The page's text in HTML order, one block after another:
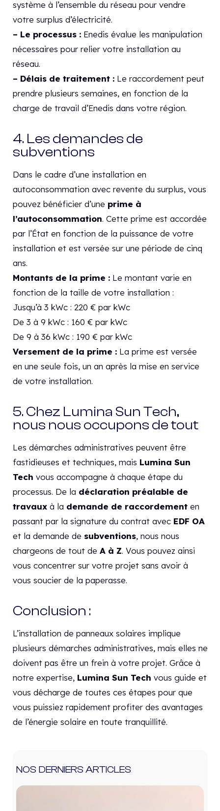
système à l’ensemble du réseau pour vendre
votre surplus d’électricité.
– Le processus :Enedis évalue les manipulation
nécessaires pour relier votre installation au
réseau.
– Délais de traitement :Le raccordement peut
prendre plusieurs semaines, en fonction de la
charge de travail d’Enedis dans votre région.
4. Les demandes de
subventions
Dans le cadre d’une installation en
autoconsommation avec revente du surplus, vous
pouvez bénéficier d’une prime à
l’autoconsommation. Cette prime est accordée
par l’État en fonction de la puissance de votre
installation et est versée sur une période de cinq
ans.
Montants de la prime :Le montant varie en
fonction de la taille de votre installation :
Jusqu’à 3 kWc : 220 € par kWc
De 3 à 9 kWc : 160 € par kWc
De 9 à 36 kWc : 190 € par kWc
Versement de la prime :La prime est versée
en une seule fois, un an après la mise en service
de votre installation.
5. Chez Lumina Sun Tech,
nous nous occupons de tout
Les démarches administratives peuvent être
fastidieuses et techniques, mais Lumina Sun
Tech vous accompagne à chaque étape du
processus. De la déclaration préalable de
travauxà la demande de raccordementen
passant par la signature du contrat avec EDF OA
et la demande de subventions, nous nous
chargeons de tout de A à Z. Vous pouvez ainsi
vous concentrer sur votre projet sans avoir à
vous soucier de la paperasse.
Conclusion :
L’installation de panneaux solaires implique
plusieurs démarches administratives, mais elles ne
doivent pas être un frein à votre projet. Grâce à
notre expertise, Lumina Sun Tech vous guide et
vous décharge de toutes ces étapes pour que
vous puissiez rapidement profiter des avantages
de l’énergie solaire en toute tranquillité.
NOS DERNIERS ARTICLES